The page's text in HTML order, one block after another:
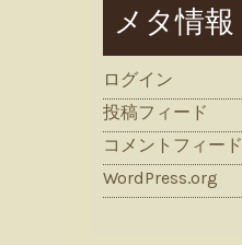
メタ情報
ログイン
投稿フィード
コメントフィード
WordPress.org